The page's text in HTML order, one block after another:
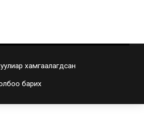
хамгаалагдсан
барих